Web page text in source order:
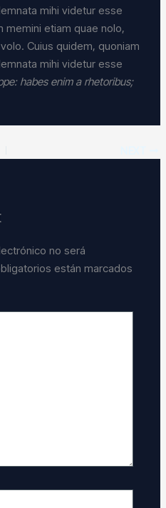
mihi videtur esse
memini etiam quae nolo,
Cuius quidem, quoniam
mihi videtur esse
habes enim a rhetoribus;
no será
están marcados